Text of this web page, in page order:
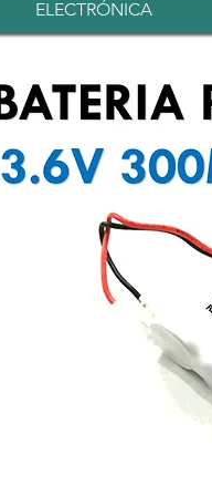
ELECTRÓNICA